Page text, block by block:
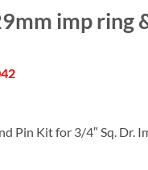
imp ring
Pin Kit for 3/4″ Sq. Dr.